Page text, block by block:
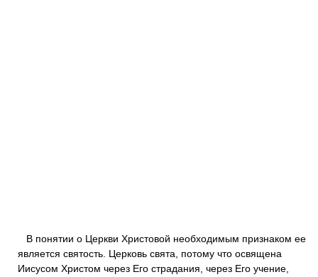
В понятии о Церкви Христовой необходимым признаком ее
является святость. Церковь свята, потому что освящена
Иисусом Христом через Его страдания, через Его учение,